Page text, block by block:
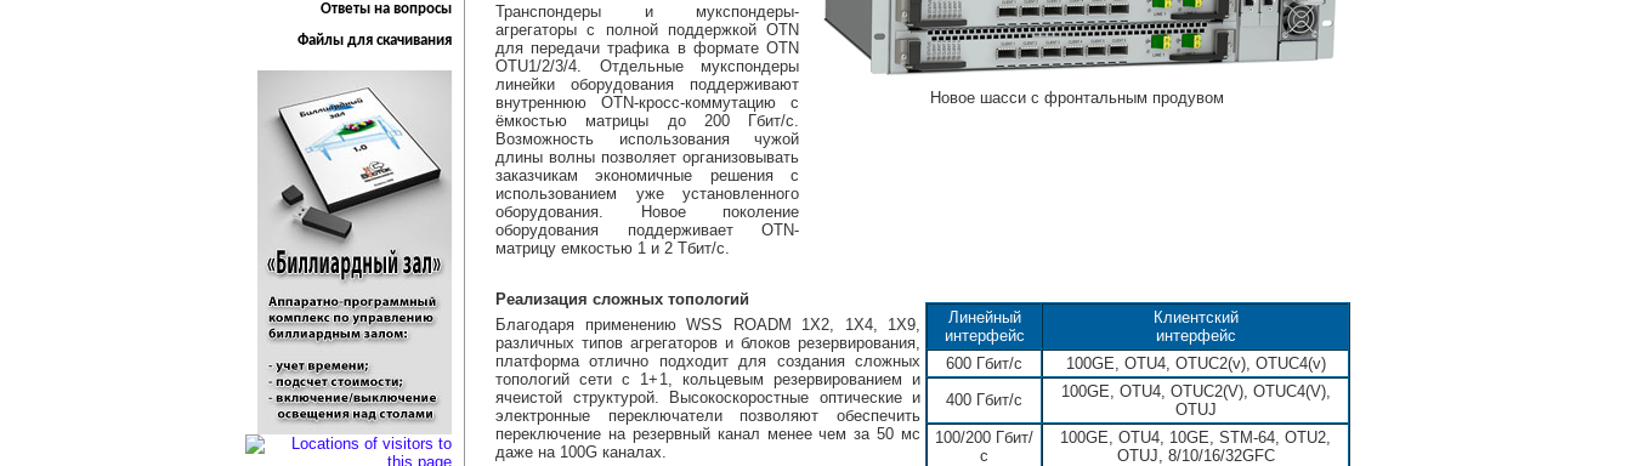
Ответы на вопросы
Файлы для скачивания
Транспондеры и мукспондеры-
агрегаторы с полной поддержкой OTN
для передачи трафика в формате OTN
OTU1/2/3/4. Отдельные мукспондеры
линейки оборудования поддерживают
внутреннюю OTN-кросс-коммутацию с
ёмкостью матрицы до 200 Гбит/с.
Возможность использования чужой
длины волны позволяет организовывать
заказчикам экономичные решения с
использованием уже установленного
оборудования. Новое поколение
оборудования поддерживает OTN-
матрицу емкостью 1 и 2 Тбит/с.
Новое шасси с фронтальным продувом
Реализация сложных топологий
Благодаря применению WSS ROADM 1X2, 1X4, 1X9,
различных типов агрегаторов и блоков резервирования,
платформа отлично подходит для создания сложных
топологий сети с 1+1, кольцевым резервированием и
ячеистой структурой. Высокоскоростные оптические и
электронные переключатели позволяют обеспечить
переключение на резервный канал менее чем за 50 мс
даже на 100G каналах.
Линейный
интерфейс
Клиентский
интерфейс
600 Гбит/с
100GE, OTU4, OTUC2(v), OTUC4(v)
400 Гбит/с
100GE, OTU4, OTUC2(V), OTUC4(V),
OTUJ
100/200 Гбит/
с
100GE, OTU4, 10GE, STM-64, OTU2,
OTUJ, 8/10/16/32GFC